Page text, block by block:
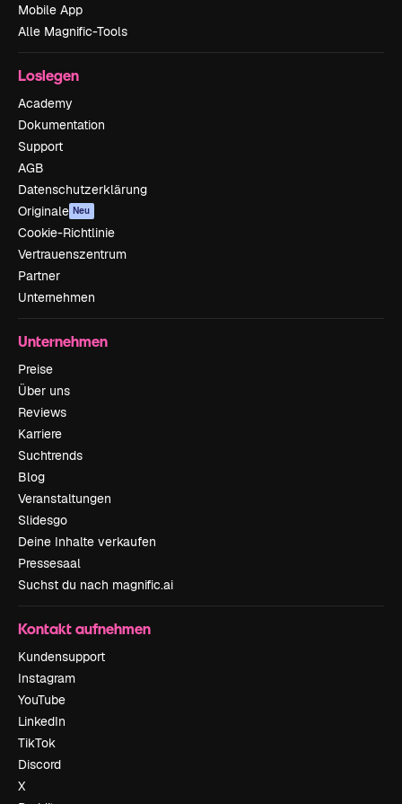
Mobile App
Alle Magnific-Tools
Loslegen
Academy
Dokumentation
Support
AGB
Datenschutzerklärung
Originale Neu
Cookie-Richtlinie
Vertrauenszentrum
Partner
Unternehmen
Unternehmen
Preise
Über uns
Reviews
Karriere
Suchtrends
Blog
Veranstaltungen
Slidesgo
Deine Inhalte verkaufen
Pressesaal
Suchst du nach magnific.ai
Kontakt aufnehmen
Kundensupport
Instagram
YouTube
LinkedIn
TikTok
Discord
X